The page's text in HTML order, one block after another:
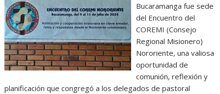
Bucaramanga fue sede
del Encuentro del
COREMI (Consejo
Regional Misionero)
Nororiente, una valiosa
oportunidad de
comunión, reflexión y
planificación que congregó a los delegados de pastoral